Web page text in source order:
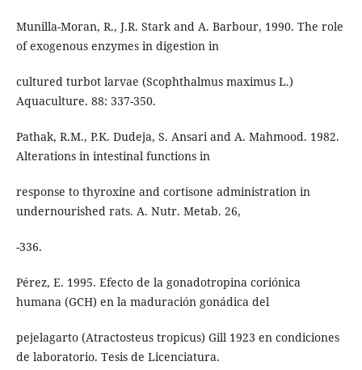
Munilla-Moran, R., J.R. Stark and A. Barbour, 1990. The role
of exogenous enzymes in digestion in
cultured turbot larvae (Scophthalmus maximus L.)
Aquaculture. 88: 337-350.
Pathak, R.M., P.K. Dudeja, S. Ansari and A. Mahmood. 1982.
Alterations in intestinal functions in
response to thyroxine and cortisone administration in
undernourished rats. A. Nutr. Metab. 26,
-336.
Pérez, E. 1995. Efecto de la gonadotropina coriónica
humana (GCH) en la maduración gonádica del
pejelagarto (Atractosteus tropicus) Gill 1923 en condiciones
de laboratorio. Tesis de Licenciatura.